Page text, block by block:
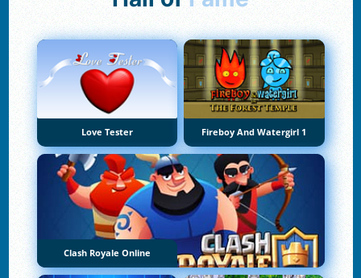
Love Tester Fireboy And Watergirl 1
Clash Royale Online